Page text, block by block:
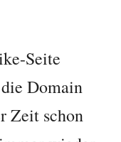
Seite
Domain
Zeit schon